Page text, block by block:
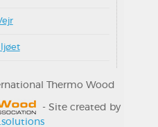
Thermo Wood
- Site created by